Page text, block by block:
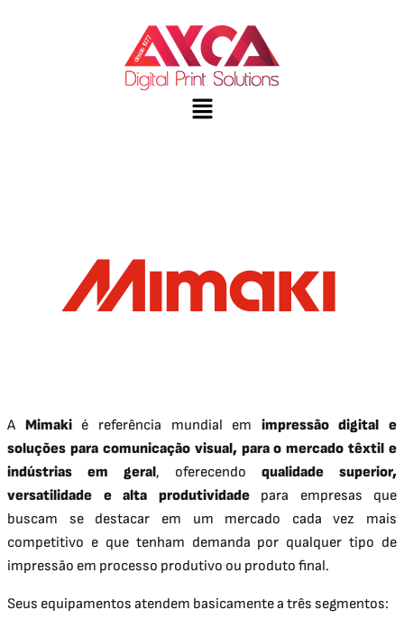
A Mimakié referência mundial em impressão digital e
soluções para comunicação visual, para o mercado têxtil e
indústrias em geral, oferecendo qualidade superior,
versatilidade e alta produtividadepara empresas que
buscam se destacar em um mercado cada vez mais
competitivo e que tenham demanda por qualquer tipo de
impressão em processo produtivo ou produto final.
Seus equipamentos atendem basicamente a três segmentos: